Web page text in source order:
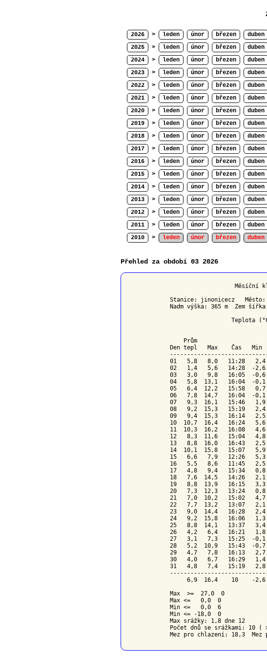
2026 > leden únor březen duben
2025
> leden únor březen duben
2024
> leden únor březen duben
2023
> leden únor březen duben
2022
> leden únor březen duben
2021
> leden únor březen duben
2020
> leden únor březen duben
2019
> leden únor březen duben
2018
> leden únor březen duben
2017
> leden únor březen duben
2016
> leden únor březen duben
2015
> leden únor březen duben
2014
> leden únor březen duben
2013
> leden únor březen duben
2012
> leden únor březen duben
2011
> leden únor březen duben
2010
> leden únor březen duben
Přehled za období 03 2026
Měsíční
Stanice: jinonicecz
Nadm výška: 365 m  Zem
Teplota
Prům
Den tepl   Max    Čas
01   5,8   8,0   11:28
02   1,4   5,6   14:28  -
03   3,0   9,8   16:05  -
04   5,8  13,1   16:04  -
05   6,4  12,2   15:58
06   7,8  14,7   16:04  -
07   9,3  16,1   15:46
08   9,2  15,3   15:19
09   9,4  15,3   16:14
10  10,7  16,4   16:24
11  10,3  16,2   16:08
12   8,3  11,6   15:04
13   8,8  16,0   16:43
14  10,1  15,8   15:07
15   6,6   7,9   12:26
16   5,5   8,6   11:45
17   4,8   9,4   15:34
18   7,6  14,5   14:26
19   8,8  13,9   16:15
20   7,3  12,3   13:24
21   7,0  10,2   15:02
22   7,7  13,2   13:07
23   9,0  14,4   16:28
24   9,2  15,8   16:06
25   8,8  14,1   13:37
26   4,2   6,4   16:21
27   3,1   7,3   15:25  -
28   5,2  10,9   15:43  -
29   4,7   7,8   16:13
30   4,0   6,7   16:29
31   4,8   7,4   15:19
6,9  16,4    10    -
Max  >=  27,0  0
Max <=   0,0  0
Min <=   0,0  6
Min <= -18,0  0
Max srážky: 1,8 dne 12
Počet dnů se srážkami: 10 (
Mez pro chlazení: 18,3